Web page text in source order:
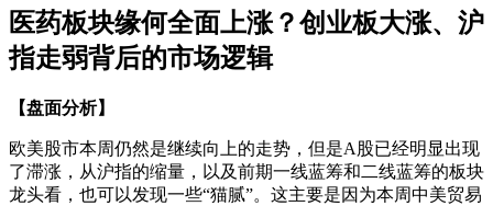
医药板块缘何全面上涨？创业板大涨、沪
指走弱背后的市场逻辑
【盘面分析】
欧美股市本周仍然是继续向上的走势，但是A股已经明显出现
了滞涨，从沪指的缩量，以及前期一线蓝筹和二线蓝筹的板块
龙头看，也可以发现一些“猫腻”。这主要是因为本周中美贸易